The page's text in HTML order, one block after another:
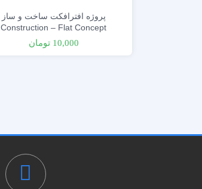
افتتاحیه
انیمیشن تایپوگرافی
اینفوگرافیک
پروژه افترافکت ساخت و ساز
Construction – Flat Concept
10,000 تومان